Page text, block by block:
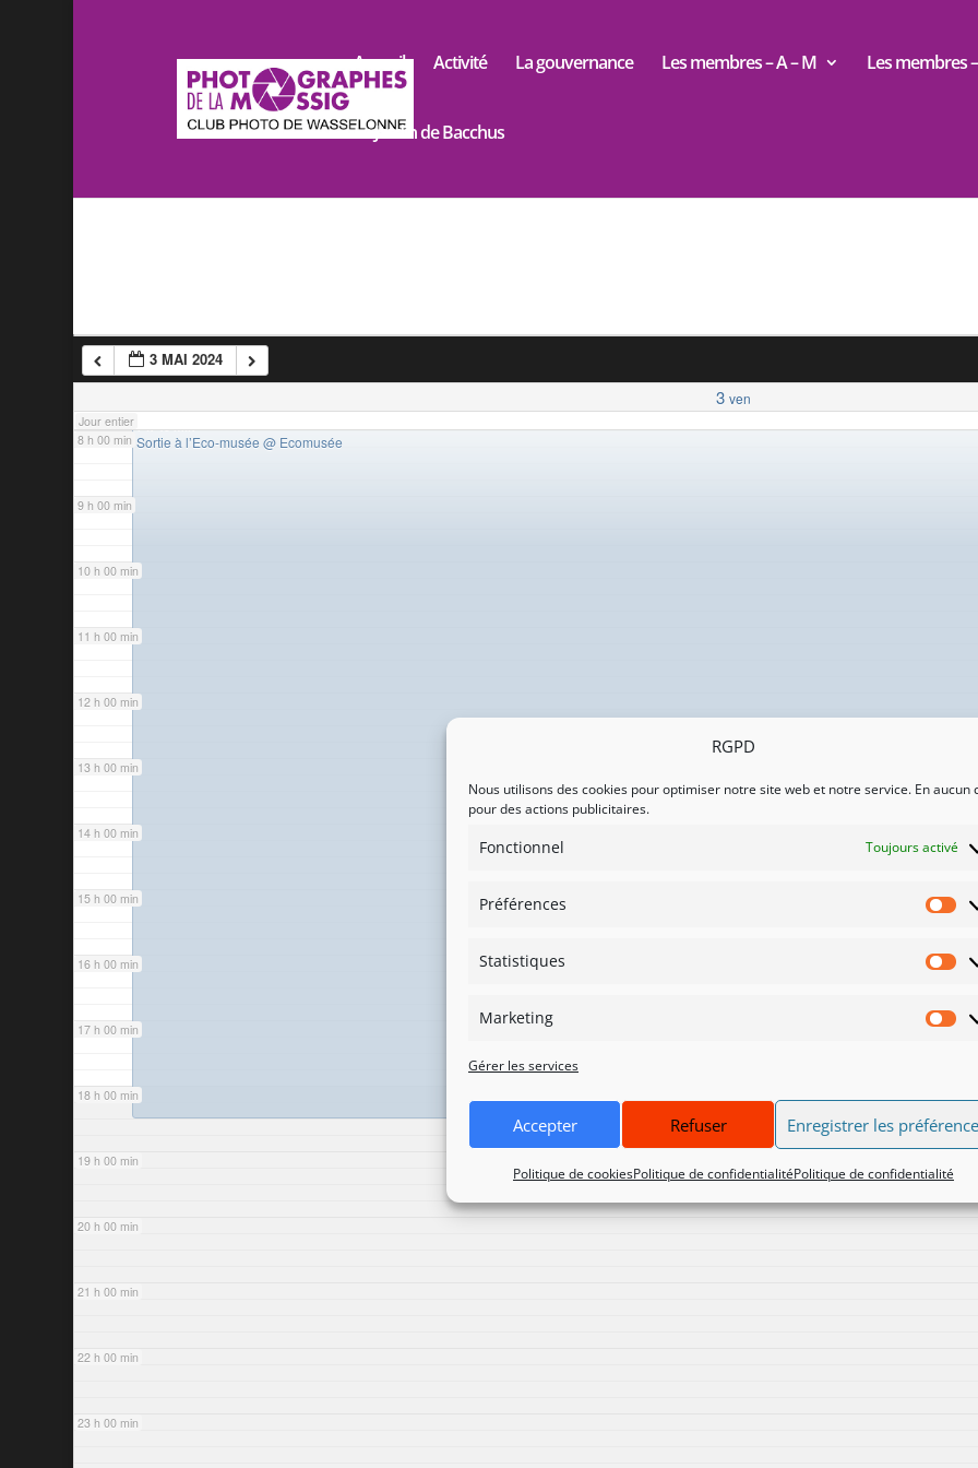
RGPD
Nous utilisons des cookies pour optimiser notre site web et notre service. En aucun
pour des actions publicitaires.
Fonctionnel Toujours activé
Préférences
Statistiques
Marketing
Gérer les services
Accepter Refuser Enregistrer les
Politique de cookiesPolitique de confidentialitéPolitique de confidentialité
Accueil Activité La gouvernance Les membres – A – M Les membres
Le Jardin de Bacchus
3 MAI 2024
3 ven
Jour entier
7 h 00 min
8 h 00 min
9 h 00 min
10 h 00 min
11 h 00 min
12 h 00 min
13 h 00 min
14 h 00 min
15 h 00 min
16 h 00 min
17 h 00 min
18 h 00 min
19 h 00 min
20 h 00 min
21 h 00 min
22 h 00 min
23 h 00 min
Sortie à l’Eco-musée@ Ecomusée